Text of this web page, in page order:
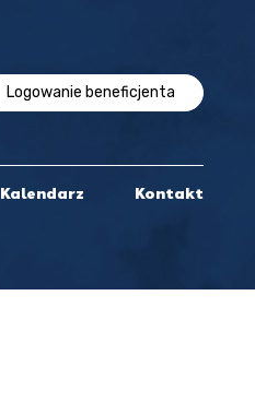
Logowanie beneficjenta
Kalendarz Kontakt